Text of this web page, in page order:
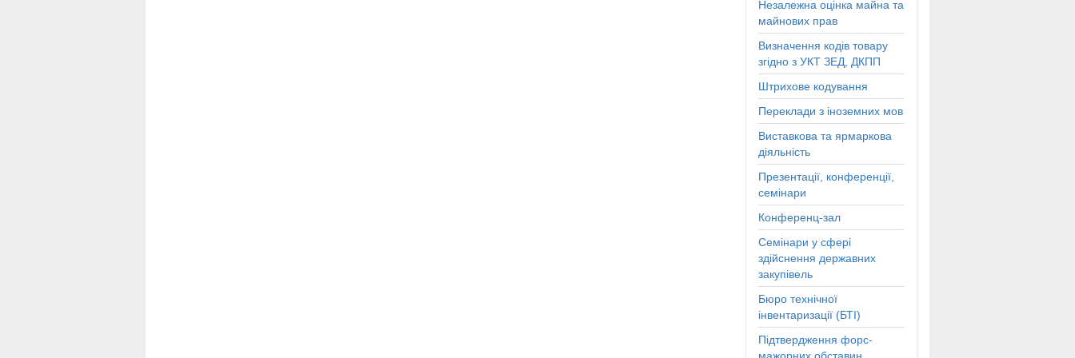
Незалежна оцінка майна та
майнових прав
Визначення кодів товару
згідно з УКТ ЗЕД, ДКПП
Штрихове кодування
Переклади з іноземних мов
Виставкова та ярмаркова
діяльність
Презентації, конференції,
семінари
Конференц-зал
Семінари у сфері
здійснення державних
закупівель
Бюро технічної
інвентаризації (БТІ)
Підтвердження форс-
мажорних обставин